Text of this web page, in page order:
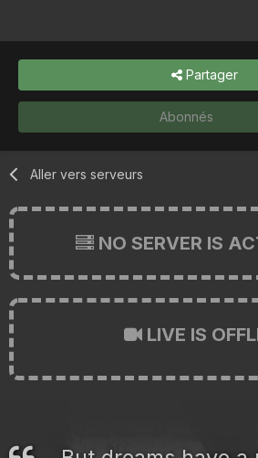
Partager
Abonnés
Aller vers serveurs
NO SERVER IS
LIVE IS